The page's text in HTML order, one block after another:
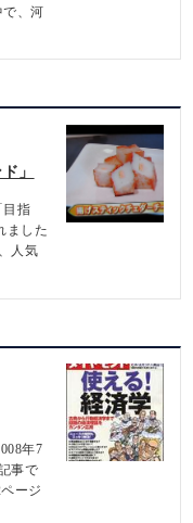
、河
」
目指
ました
人気
年7
事で
ージ